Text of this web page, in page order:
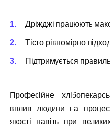
Дріжджі працюють
Тісто рівномірно
Підтримується
Професійне
вплив людини на
якості навіть при